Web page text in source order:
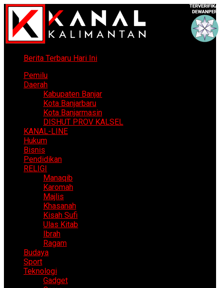
Berita Terbaru Hari Ini
Pemilu
Daerah
Kabupaten Banjar
Kota Banjarbaru
Kota Banjarmasin
DISHUT PROV KALSEL
KANAL-LINE
Hukum
Bisnis
Pendidikan
RELIGI
Manaqib
Karomah
Majlis
Khasanah
Kisah Sufi
Ulas Kitab
Ibrah
Ragam
Budaya
Sport
Teknologi
Gadget